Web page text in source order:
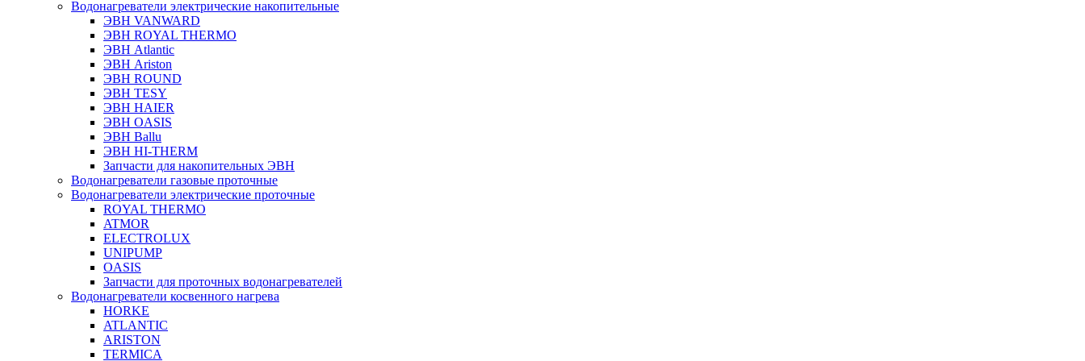
Водонагреватели электрические накопительные
ЭВН VANWARD
ЭВН ROYAL THERMO
ЭВН Atlantic
ЭВН Ariston
ЭВН ROUND
ЭВН TESY
ЭВН HAIER
ЭВН OASIS
ЭВН Ballu
ЭВН HI-THERM
Запчасти для накопительных ЭВН
Водонагреватели газовые проточные
Водонагреватели электрические проточные
ROYAL THERMO
ATMOR
ELECTROLUX
UNIPUMP
OASIS
Запчасти для проточных водонагревателей
Водонагреватели косвенного нагрева
HORKE
ATLANTIC
ARISTON
TERMICA